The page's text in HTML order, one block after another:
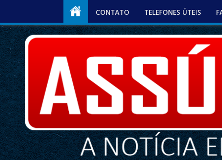
CONTATO TELEFONES ÚTEIS